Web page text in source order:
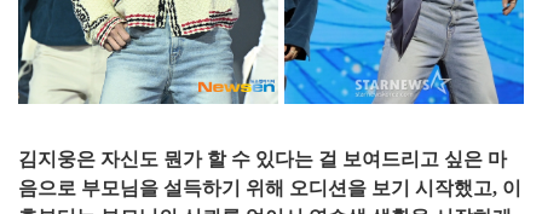
김지웅은 자신도 뭔가 할 수 있다는 걸 보여드리고 싶은 마
음으로 부모님을 설득하기 위해 오디션을 보기 시작했고, 이